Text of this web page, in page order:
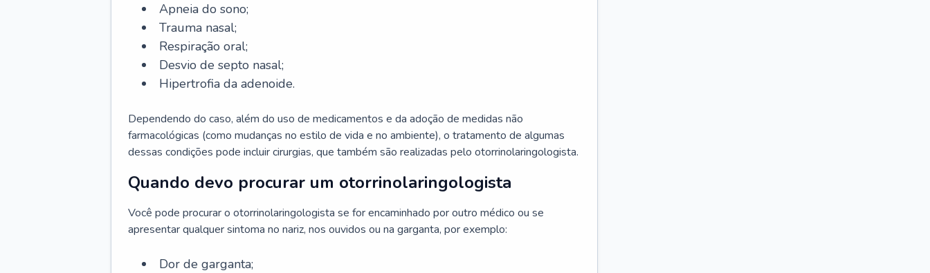
Apneia do sono;
Trauma nasal;
Respiração oral;
Desvio de septo nasal;
Hipertrofia da adenoide.
Dependendo do caso, além do uso de medicamentos e da adoção de medidas não
farmacológicas (como mudanças no estilo de vida e no ambiente), o tratamento de algumas
dessas condições pode incluir cirurgias, que também são realizadas pelo otorrinolaringologista.
Quando devo procurar um otorrinolaringologista
Você pode procurar o otorrinolaringologista se for encaminhado por outro médico ou se
apresentar qualquer sintoma no nariz, nos ouvidos ou na garganta, por exemplo:
Dor de garganta;